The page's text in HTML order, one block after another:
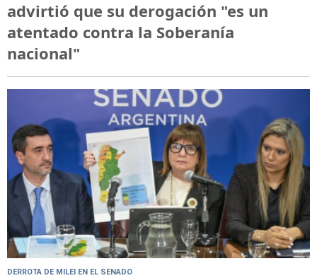
advirtió que su derogación "es un
atentado contra la Soberanía
nacional"
DERROTA DE MILEI EN EL SENADO